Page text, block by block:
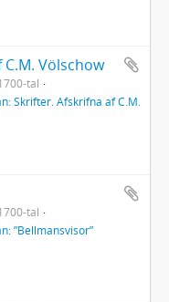
Völschow
tal
Skrifter. Afskrifna af C.M.
tal
”Bellmansvisor”